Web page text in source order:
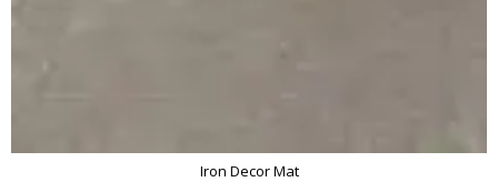
Iron Decor Mat